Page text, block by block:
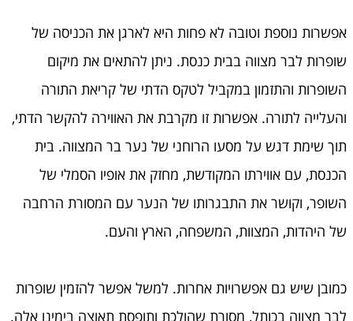
אפשרות נוספת וטובה לא פחות היא לארגן את הכניסה של
שופרות לבר מצווה בבית כנסת. ניתן להתאים את מיקום
השופרות והתזמון במקביל לטקס הדתי של קריאת התורה
והעלייה לתורה. אפשרות זו מקרבת את האווירה להקשר הדתי,
תוך שימת דגש על מסעו הרוחני של נער בר המצווה. בית
הכנסת, עם אווירתו המקודשת, מחזק את אופיו הסמלי של
השופר, וקושר את התבגרותו של הנער עם המסורת הרחבה
של היהדות, המצוות, המשפחה, הארץ והעם.
כמובן שיש גם אפשרויות אחרות. למשל אפשר להזמין שופרות
לבר מצווה בכותל, מסורת שהולכת ותופסת תאוצה בימינו אלה.